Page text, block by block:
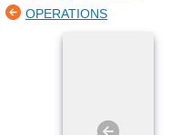
OPERATIONS